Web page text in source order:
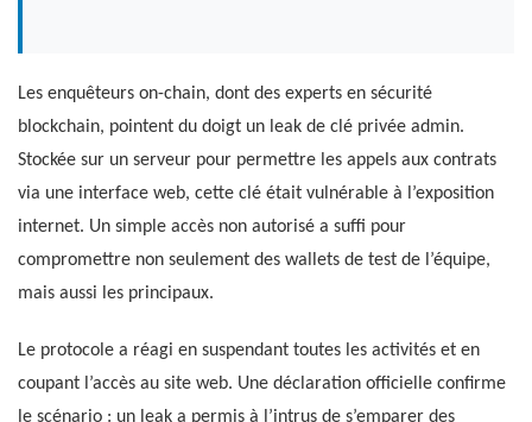
Les enquêteurs on-chain, dont des experts en sécurité
blockchain, pointent du doigt un leak de clé privée admin.
Stockée sur un serveur pour permettre les appels aux contrats
via une interface web, cette clé était vulnérable à l’exposition
internet. Un simple accès non autorisé a suffi pour
compromettre non seulement des wallets de test de l’équipe,
mais aussi les principaux.
Le protocole a réagi en suspendant toutes les activités et en
coupant l’accès au site web. Une déclaration officielle confirme
le scénario : un leak a permis à l’intrus de s’emparer des